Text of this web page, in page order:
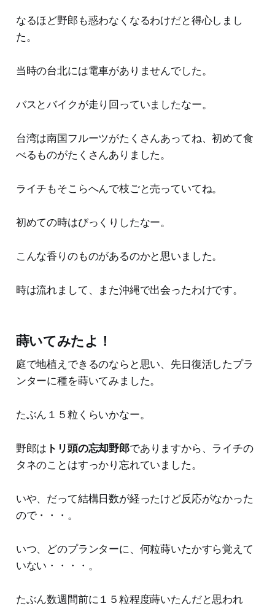
なるほど野郎も惑わなくなるわけだと得心しまし
た。
当時の台北には電車がありませんでした。
バスとバイクが走り回っていましたなー。
台湾は南国フルーツがたくさんあってね、初めて食
べるものがたくさんありました。
ライチもそこらへんで枝ごと売っていてね。
初めての時はびっくりしたなー。
こんな香りのものがあるのかと思いました。
時は流れまして、また沖縄で出会ったわけです。
蒔いてみたよ！
庭で地植えできるのならと思い、先日復活したプラ
ンターに種を蒔いてみました。
たぶん１５粒くらいかなー。
野郎は トリ頭の忘却野郎でありますから、ライチの
タネのことはすっかり忘れていました。
いや、だって結構日数が経ったけど反応がなかった
ので・・・。
いつ、どのプランターに、何粒蒔いたかすら覚えて
いない・・・・。
たぶん数週間前に１５粒程度蒔いたんだと思われ